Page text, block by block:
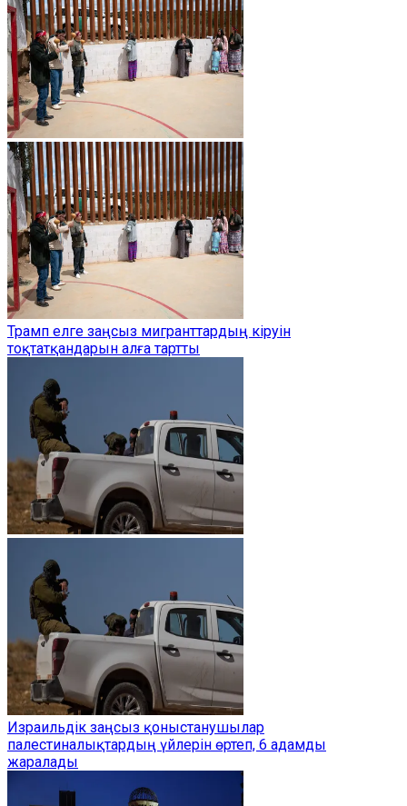
Трамп елге заңсыз мигранттардың кіруін
тоқтатқандарын алға тартты
Израильдік заңсыз қоныстанушылар
палестиналықтардың үйлерін өртеп, 6 адамды
жаралады